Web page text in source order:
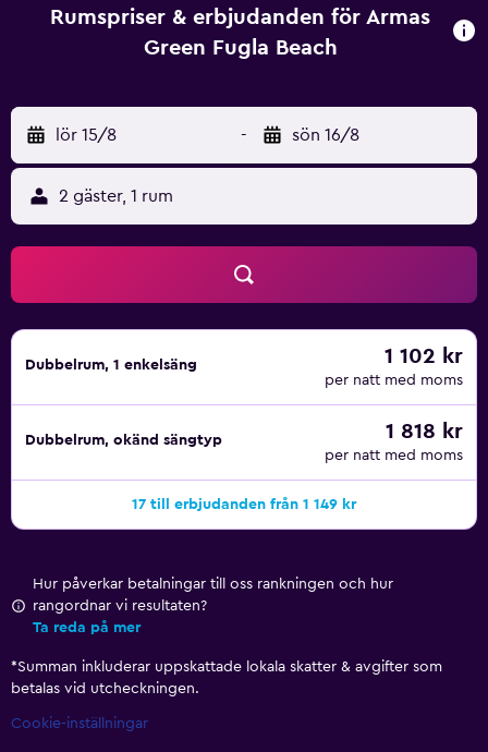
trädgårdsutsikt. I det egna badrummet finns dusch, gratis
toalettartiklar och hårtork. Alla rum har ett värdeskåp. Som
amerikanska rätter och internationella rätter. Vegetariska
alternativ, laktosfria alternativ och halal-alternativ kan
också ordnas på begäran. Under din vistelse på Armas
Green Fugla Beach har du tillgång till spa- och
wellnessfaciliteter som en bastu och ett hamam. Du kan
spela bordtennis, dartspel och tennis på boendet, och i
området är det populärt att paddla kanot. Alara Han ligger
18 km från Armas Green Fugla Beach, medan Alanya
busstation ligger 20 km bort. Flygplatsen (Gazipaşa-Alanya
Rumspriser & erbjudanden för Armas
Green Fugla Beach
lör 15/8 - sön 16/8
2 gäster, 1 rum
Dubbelrum, 1 enkelsäng 1 102 kr
per natt med moms
Dubbelrum, okänd sängtyp 1 818 kr
per natt med moms
17 till erbjudanden från 1 149 kr
Hur påverkar betalningar till oss rankningen och hur
rangordnar vi resultaten?
Ta reda på mer
*Summan inkluderar uppskattade lokala skatter & avgifter som
betalas vid utcheckningen.
Cookie-inställningar